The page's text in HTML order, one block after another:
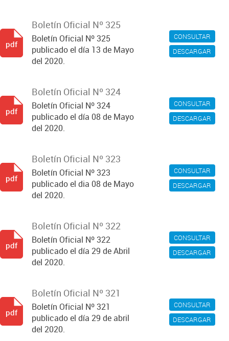
CONSULTAR
DESCARGAR
Boletín Oficial Nº 325
Boletín Oficial Nº 325
publicado el día 13 de Mayo
del 2020.
pdf
CONSULTAR
DESCARGAR
Boletín Oficial Nº 324
Boletín Oficial Nº 324
publicado el día 08 de Mayo
del 2020.
pdf
CONSULTAR
DESCARGAR
Boletín Oficial Nº 323
Boletín Oficial Nº 323
publicado el dia 08 de Mayo
del 2020.
pdf
CONSULTAR
DESCARGAR
Boletín Oficial Nº 322
Boletín Oficial Nº 322
publicado el día 29 de Abril
del 2020.
pdf
CONSULTAR
DESCARGAR
Boletín Oficial Nº 321
Boletín Oficial Nº 321
publicado el día 29 de abril
del 2020.
pdf